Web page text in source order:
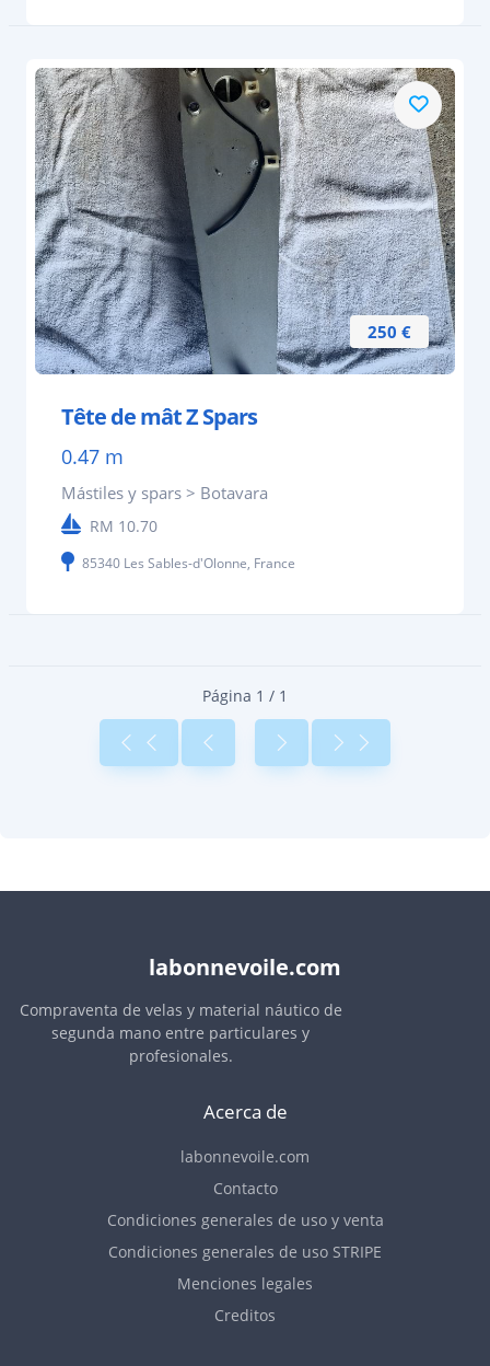
250 €
Tête de mât Z Spars
0.47 m
Mástiles y spars > Botavara
RM 10.70
85340 Les Sables-d'Olonne, France
Página 1 / 1
labonnevoile.com
Compraventa de velas y material náutico de
segunda mano entre particulares y
profesionales.
Acerca de
labonnevoile.com
Contacto
Condiciones generales de uso y venta
Condiciones generales de uso STRIPE
Menciones legales
Creditos